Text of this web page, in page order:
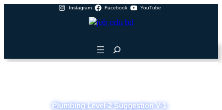
Instagram Facebook YouTube
Plumbing Level-2 Suggestion V-1